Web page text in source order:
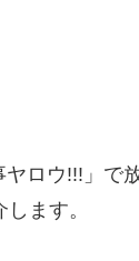
ロウ!!!」で
ます。